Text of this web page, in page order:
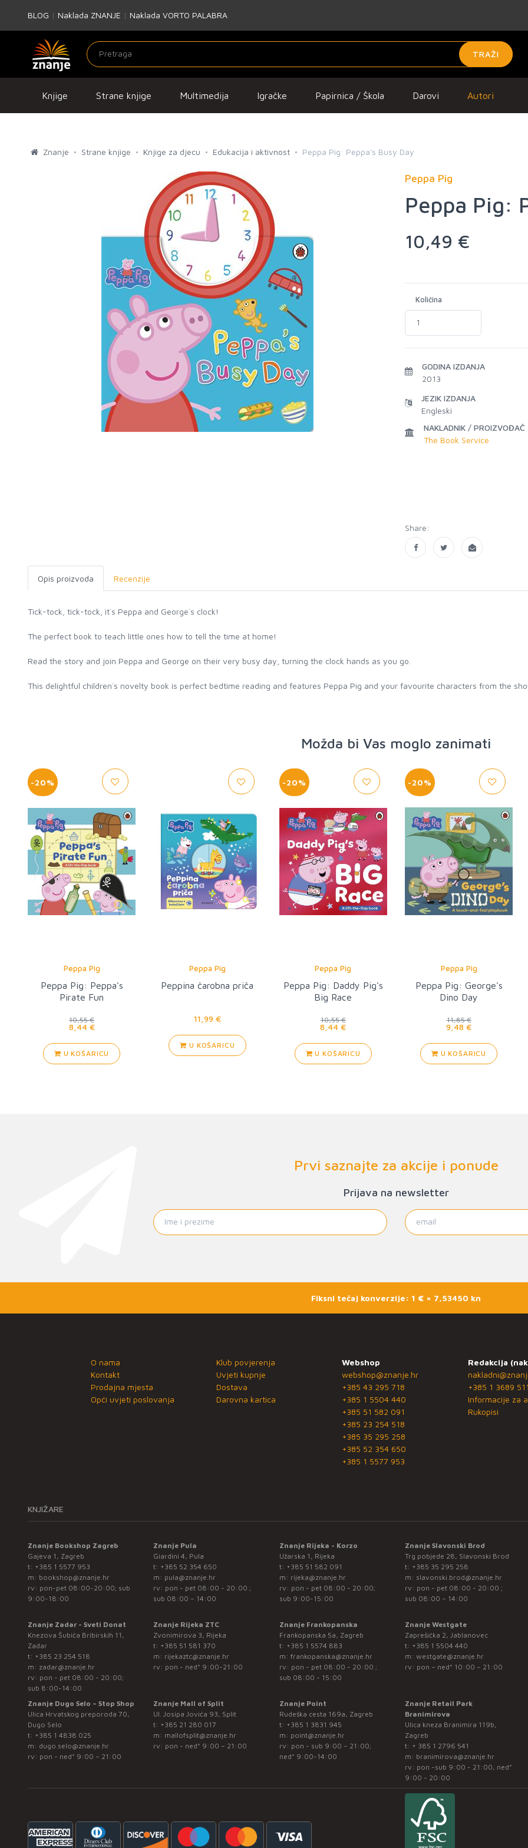
BLOG | Naklada ZNANJE | Naklada VORTO PALABRA
TRAŽI
Knjige Strane knjige Multimedija Igračke Papirnica / Škola Darovi Autori
Znanje Strane knjige Knjige za djecu Edukacija i aktivnost Peppa Pig: Peppa's Busy Day
Peppa Pig
Peppa Pig:
10,49 €
Količina
GODINA IZDANJA
2013
JEZIK IZDANJA
Engleski
NAKLADNIK / PROIZVOĐAČ
The Book Service
Share:
Opis proizvoda Recenzije
Tick-tock, tick-tock, it`s Peppa and George`s clock!
The perfect book to teach little ones how to tell the time at home!
Read the story and join Peppa and George on their very busy day, turning the clock hands as you go.
This delightful children`s novelty book is perfect bedtime reading and features Peppa Pig and your favourite characters from the
Možda bi Vas moglo zanimati
-20%
Peppa Pig
Peppa Pig: Peppa's
Pirate Fun
10,55 €
8,44 €
U KOŠARICU
Peppa Pig
Peppina čarobna priča
11,99 €
U KOŠARICU
-20%
Peppa Pig
Peppa Pig: Daddy Pig's
Big Race
10,55 €
8,44 €
U KOŠARICU
-20%
Peppa Pig
Peppa Pig: George's
Dino Day
11,85 €
9,48 €
U KOŠARICU
Prvi saznajte za akcije i ponude
Prijava na newsletter
Fiksni tečaj konverzije: 1 € = 7,53450 kn
O nama
Kontakt
Prodajna mjesta
Opći uvjeti poslovanja
Klub povjerenja
Uvjeti kupnje
Dostava
Darovna kartica
Webshop
webshop@znanje.hr
+385 43 295 718
+385 1 5504 440
+385 51 582 091
+385 23 254 518
+385 35 295 258
+385 52 354 650
+385 1 5577 953
Redakcija
+385 1 3689 511
Informacije za
Rukopisi
KNJIŽARE
Znanje Bookshop Zagreb
Gajeva 1, Zagreb
t: +385 1 5577 953
m: bookshop@znanje.hr
rv: pon-pet 08:00-20:00; sub
9:00-18:00
Znanje Pula
Giardini 4, Pula
t: +385 52 354 650
m: pula@znanje.hr
rv: pon - pet 08:00 - 20:00 ;
sub 08:00 – 14:00
Znanje Rijeka - Korzo
Užarska 1, Rijeka
t: +385 51 582 091
m: rijeka@znanje.hr
rv: pon - pet 08:00 - 20:00;
sub 9:00-15:00
Znanje Slavonski Brod
Trg pobjede 28, Slavonski Brod
t: +385 35 295 258
m: slavonski.brod@znanje.hr
rv: pon - pet 08:00 - 20:00 ;
sub 08:00 – 14:00
Znanje Zadar - Sveti Donat
Knezova Šubića Bribirskih 11,
Zadar
t: +385 23 254 518
m: zadar@znanje.hr
rv: pon - pet 08:00 - 20:00;
sub 8:00-14:00
Znanje Rijeka ZTC
Zvonimirova 3, Rijeka
t: +385 51 581 370
m: rijekaztc@znanje.hr
rv: pon - ned* 9:00-21:00
Znanje Frankopanska
Frankopanska 5a, Zagreb
t: +385 1 5574 883
m: frankopanska@znanje.hr
rv: pon - pet 08:00 - 20:00 ;
sub 08:00 - 15:00
Znanje Westgate
Zaprešićka 2, Jablanovec
t: +385 1 5504 440
m: westgate@znanje.hr
rv: pon – ned* 10:00 – 21:00
Znanje Dugo Selo – Stop Shop
Ulica Hrvatskog preporoda 70,
Dugo Selo
t: +385 1 4838 025
m: dugo.selo@znanje.hr
rv: pon - ned* 9:00 – 21:00
Znanje Mall of Split
Ul. Josipa Jovića 93, Split
t: +385 21 280 017
m: mallofsplit@znanje.hr
rv: pon - ned* 9:00 – 21:00
Znanje Point
Rudeška cesta 169a, Zagreb
t: +385 1 3831 945
m: point@znanje.hr
rv: pon - sub 9:00 – 21:00;
ned* 9:00-14:00
Znanje Retail Park
Branimirova
Ulica kneza Branimira 119b,
Zagreb
t: + 385 1 2796 541
m: branimirova@znanje.hr
rv: pon -sub 9:00 - 21:00, ned*
9:00 - 20:00